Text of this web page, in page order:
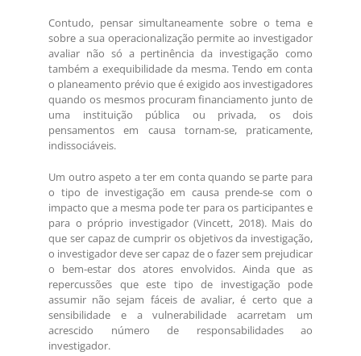
Contudo, pensar simultaneamente sobre o tema e
sobre a sua operacionalização permite ao investigador
avaliar não só a pertinência da investigação como
também a exequibilidade da mesma. Tendo em conta
o planeamento prévio que é exigido aos investigadores
quando os mesmos procuram financiamento junto de
uma instituição pública ou privada, os dois
pensamentos em causa tornam-se, praticamente,
indissociáveis.
Um outro aspeto a ter em conta quando se parte para
o tipo de investigação em causa prende-se com o
impacto que a mesma pode ter para os participantes e
para o próprio investigador (Vincett, 2018). Mais do
que ser capaz de cumprir os objetivos da investigação,
o investigador deve ser capaz de o fazer sem prejudicar
o bem-estar dos atores envolvidos. Ainda que as
repercussões que este tipo de investigação pode
assumir não sejam fáceis de avaliar, é certo que a
sensibilidade e a vulnerabilidade acarretam um
acrescido número de responsabilidades ao
investigador.